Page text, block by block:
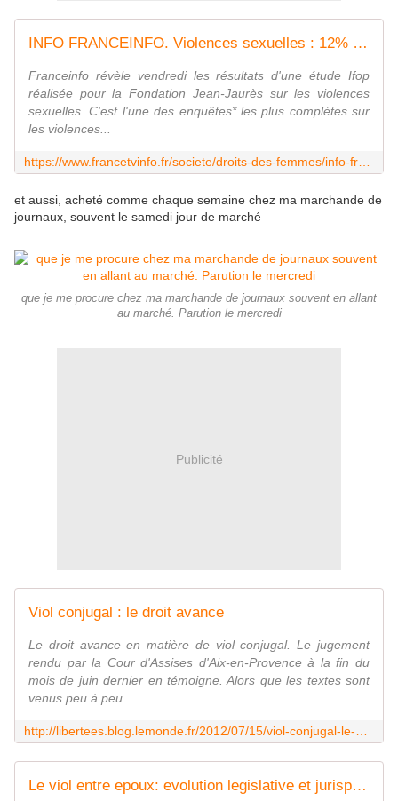
INFO FRANCEINFO. Violences sexuelles : 12% des femmes ont déjà subi un viol, selon un sondage
Franceinfo révèle vendredi les résultats d'une étude Ifop
réalisée pour la Fondation Jean-Jaurès sur les violences
sexuelles. C'est l'une des enquêtes* les plus complètes sur
les violences...
et aussi, acheté comme chaque semaine chez ma marchande de
journaux, souvent le samedi jour de marché
que je me procure chez ma marchande de journaux souvent en allant
au marché. Parution le mercredi
Publicité
Viol conjugal : le droit avance
Le droit avance en matière de viol conjugal. Le jugement
rendu par la Cour d'Assises d'Aix-en-Provence à la fin du
mois de juin dernier en témoigne. Alors que les textes sont
venus peu à peu ...
Le viol entre epoux: evolution legislative et jurisprudentielle - Maître haddad sabine